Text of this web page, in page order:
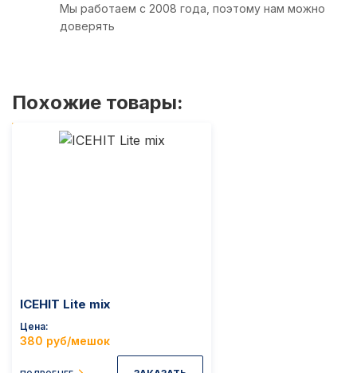
Мы работаем с 2008 года, поэтому нам можно
доверять
Похожие товары:
ICEHIT Lite mix
Цена
380 руб/мешок